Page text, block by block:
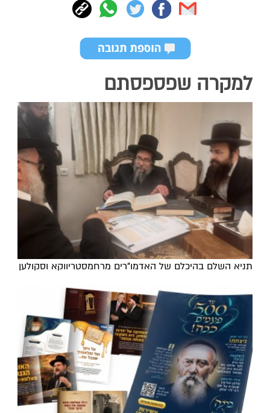
למקרה שפספסתם
תניא השלם בהיכלם של האדמו"רים מרחמסטריווקא וסקולען